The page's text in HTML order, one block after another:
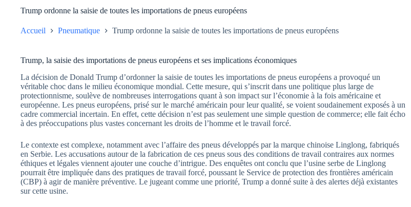
Trump ordonne la saisie de toutes les importations de pneus européens
Accueil Pneumatique Trump ordonne la saisie de toutes les importations de pneus européens
Trump, la saisie des importations de pneus européens et ses implications économiques
La décision de Donald Trump d’ordonner la saisie de toutes les importations de pneus européens a provoqué un
véritable choc dans le milieu économique mondial. Cette mesure, qui s’inscrit dans une politique plus large de
protectionnisme, soulève de nombreuses interrogations quant à son impact sur l’économie à la fois américaine et
européenne. Les pneus européens, prisé sur le marché américain pour leur qualité, se voient soudainement exposés à un
cadre commercial incertain. En effet, cette décision n’est pas seulement une simple question de commerce; elle fait écho
à des préoccupations plus vastes concernant les droits de l’homme et le travail forcé.
Le contexte est complexe, notamment avec l’affaire des pneus développés par la marque chinoise Linglong, fabriqués
en Serbie. Les accusations autour de la fabrication de ces pneus sous des conditions de travail contraires aux normes
éthiques et légales viennent ajouter une couche d’intrigue. Des enquêtes ont conclu que l’usine serbe de Linglong
pourrait être impliquée dans des pratiques de travail forcé, poussant le Service de protection des frontières américain
(CBP) à agir de manière préventive. Le jugeant comme une priorité, Trump a donné suite à des alertes déjà existantes
sur cette usine.